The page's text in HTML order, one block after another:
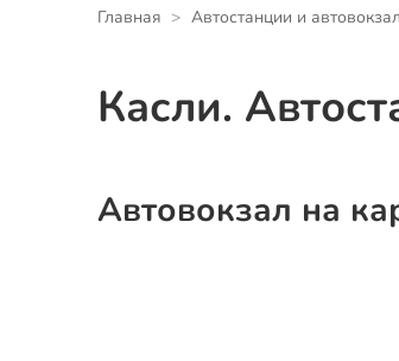
Главная Автостанции и
Касли.
Автовокзал на